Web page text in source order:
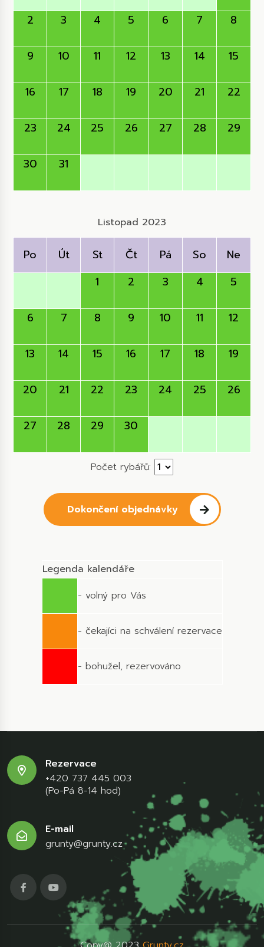
2 3 4 5 6 7 8
9 10 11 12 13 14 15
16 17 18 19 20 21 22
23 24 25 26 27 28 29
30 31
Listopad 2023
Po Út St Čt Pá So
Ne
1
2 3 4 5
6 7 8 9 10 11 12
13 14 15 16 17 18 19
20 21 22 23 24 25 26
27 28 29 30
Počet rybářů:
Dokončení objednávky
Legenda kalendáře
- volný pro Vás
- čekajíci na schválení rezervace
- bohužel, rezervováno
Rezervace
+420 737 445 003
(Po-Pá 8-14 hod)
E-mail
grunty@grunty.cz